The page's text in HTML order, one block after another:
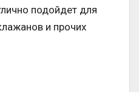
подойдет для
и прочих